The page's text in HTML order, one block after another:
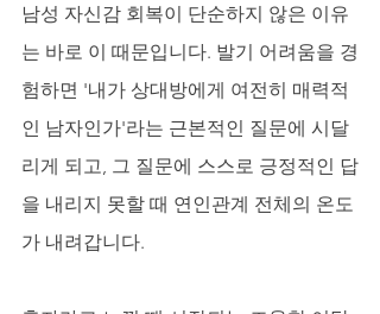
남성 자신감 회복이 단순하지 않은 이유
는 바로 이 때문입니다. 발기 어려움을 경
험하면 '내가 상대방에게 여전히 매력적
인 남자인가'라는 근본적인 질문에 시달
리게 되고, 그 질문에 스스로 긍정적인 답
을 내리지 못할 때 연인관계 전체의 온도
가 내려갑니다.